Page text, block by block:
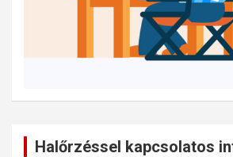
Halőrzéssel kapcsolatos